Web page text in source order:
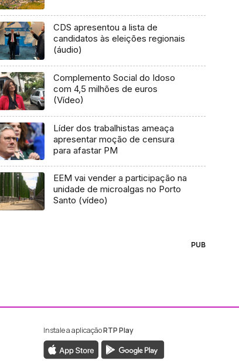
CDS apresentou a lista de
candidatos às eleições regionais
(áudio)
Complemento Social do Idoso
com 4,5 milhões de euros
(Vídeo)
Líder dos trabalhistas ameaça
apresentar moção de censura
para afastar PM
EEM vai vender a participação na
unidade de microalgas no Porto
Santo (vídeo)
PUB
da RTP Madeira
da RTP Madeira
Instale a aplicaçãoRTP Play